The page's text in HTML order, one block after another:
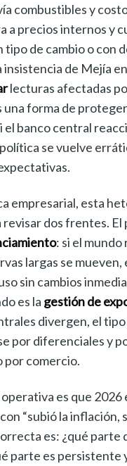
combustibles y
a precios internos y
tipo de cambio o con
insistencia de Mejía en
lecturas afectadas
una forma de
el banco central
se vuelve
empresarial, esta
revisar dos frentes. El
: si el
largas se
sin cambios
es la gestión de
divergen, el
por diferenciales y
por comercio.
es que 2026
“subió la inflación,
es: ¿qué parte
parte es persistente